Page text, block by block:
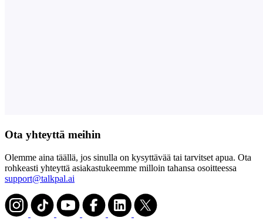
Ota yhteyttä meihin
Olemme aina täällä, jos sinulla on kysyttävää tai tarvitset apua. Ota
rohkeasti yhteyttä asiakastukeemme milloin tahansa osoitteessa
support@talkpal.ai